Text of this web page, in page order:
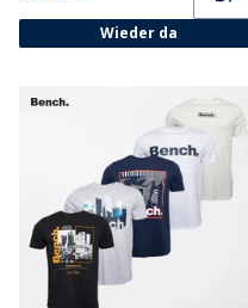
Wieder da